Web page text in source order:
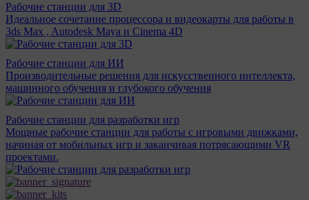
Рабочие станции для 3D
Идеальное сочетание процессора и видеокарты для работы в
3ds Max , Autodesk Maya и Cinema 4D
Рабочие станции для ИИ
Производительные решения для искусственного интеллекта,
машинного обучения и глубокого обучения
Рабочие станции для разработки игр
Мощные рабочие станции для работы с игровыми движками,
начиная от мобильных игр и заканчивая потрясающими VR
проектами.